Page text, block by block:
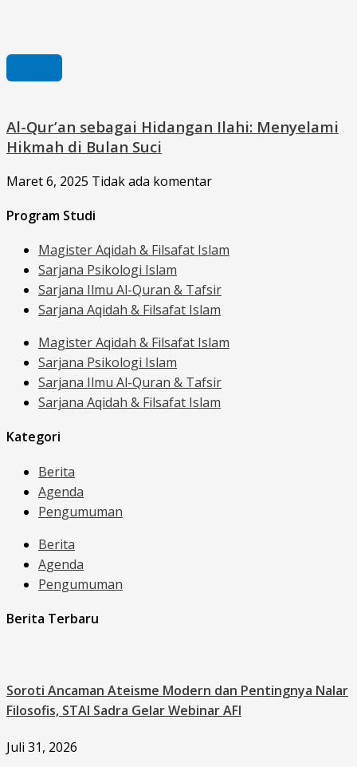
Al-Qur’an sebagai Hidangan Ilahi: Menyelami
Hikmah di Bulan Suci
Maret 6, 2025 Tidak ada komentar
Program Studi
Magister Aqidah & Filsafat Islam
Sarjana Psikologi Islam
Sarjana Ilmu Al-Quran & Tafsir
Sarjana Aqidah & Filsafat Islam
Magister Aqidah & Filsafat Islam
Sarjana Psikologi Islam
Sarjana Ilmu Al-Quran & Tafsir
Sarjana Aqidah & Filsafat Islam
Kategori
Berita
Agenda
Pengumuman
Berita
Agenda
Pengumuman
Berita Terbaru
Soroti Ancaman Ateisme Modern dan Pentingnya Nalar
Filosofis, STAI Sadra Gelar Webinar AFI
Juli 31, 2026